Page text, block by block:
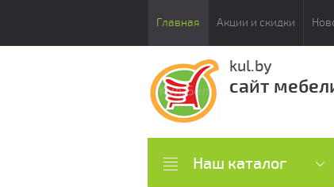
Главная Акции и скидки
kul.by
сайт
Наш каталог